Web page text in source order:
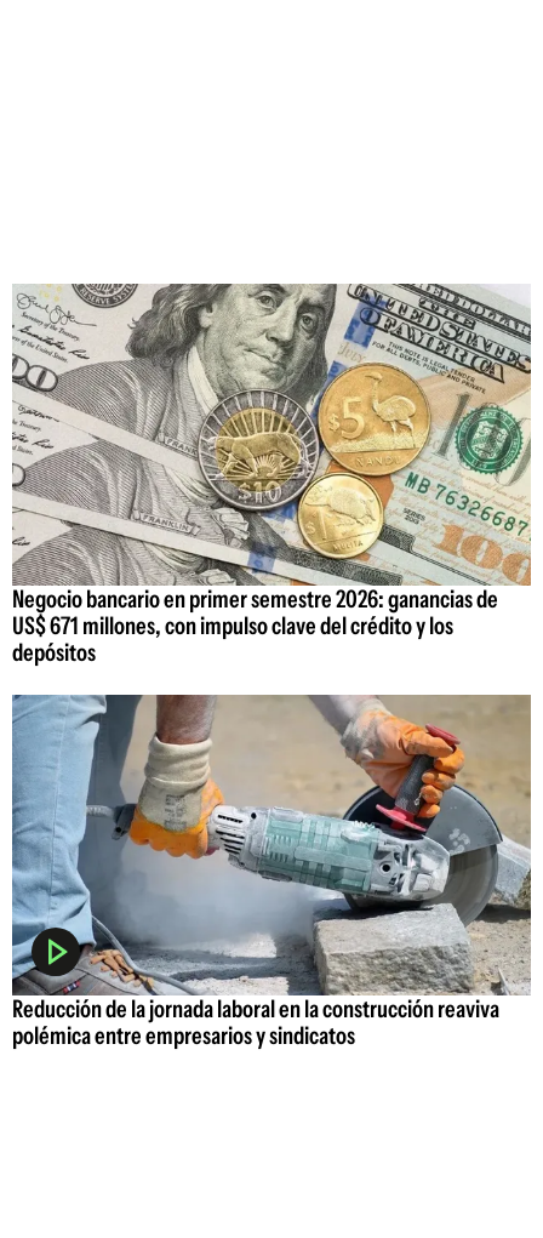
Negocio bancario en primer semestre 2026: ganancias de
US$ 671 millones, con impulso clave del crédito y los
depósitos
Reducción de la jornada laboral en la construcción reaviva
polémica entre empresarios y sindicatos